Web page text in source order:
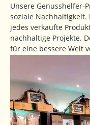
Unsere Genusshelfer-
soziale
jedes verkaufte
nachhaltige Projekte.
für eine bessere Welt